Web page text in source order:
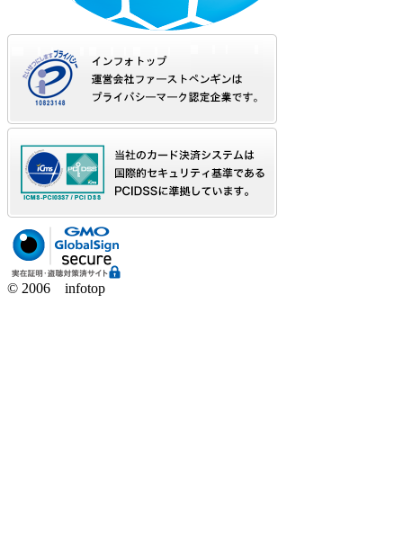
© 2006 infotop